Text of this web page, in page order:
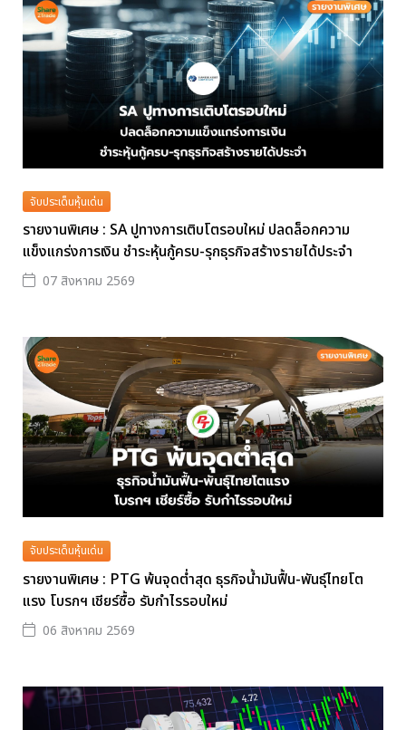
จับประเด็นหุ้นเด่น
รายงานพิเศษ : SA ปูทางการเติบโตรอบใหม่ ปลดล็อกความ
แข็งแกร่งการเงิน ชำระหุ้นกู้ครบ-รุกธุรกิจสร้างรายได้ประจำ
07 สิงหาคม 2569
จับประเด็นหุ้นเด่น
รายงานพิเศษ : PTG พ้นจุดต่ำสุด ธุรกิจน้ำมันฟื้น-พันธุ์ไทยโต
แรง โบรกฯ เชียร์ซื้อ รับกำไรรอบใหม่
06 สิงหาคม 2569